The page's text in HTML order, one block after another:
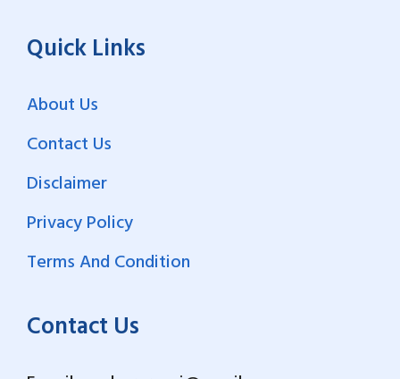
Quick Links
About Us
Contact Us
Disclaimer
Privacy Policy
Terms And Condition
Contact Us